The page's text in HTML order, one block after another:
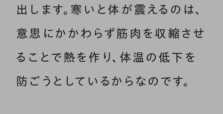
出します。寒いと体が震えるのは、
意思にかかわらず筋肉を収縮させ
ることで熱を作り、体温の低下を
防ごうとしているからなのです。